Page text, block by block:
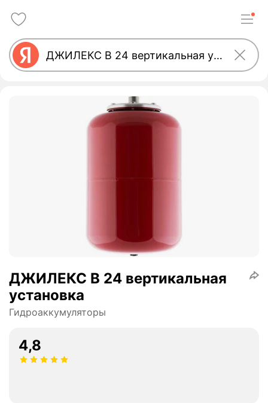
ДЖИЛЕКС В 24 вертикальная
установка
Гидроаккумуляторы
4,8